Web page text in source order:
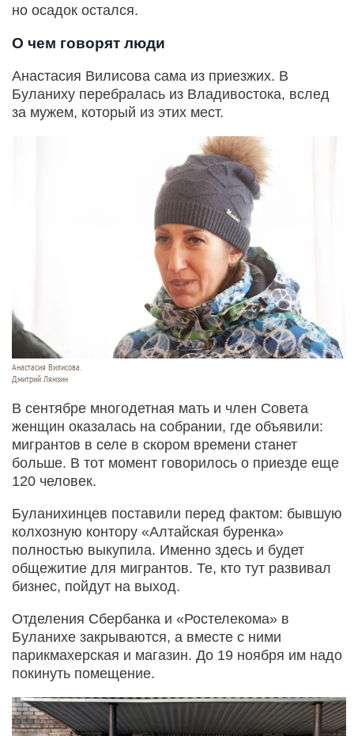
но осадок остался.
О чем говорят люди
Анастасия Вилисова сама из приезжих. В
Буланиху перебралась из Владивостока, вслед
за мужем, который из этих мест.
Анастасия Вилисова.
Дмитрий Лямзин
В сентябре многодетная мать и член Совета
женщин оказалась на собрании, где объявили:
мигрантов в селе в скором времени станет
больше. В тот момент говорилось о приезде еще
120 человек.
Буланихинцев поставили перед фактом: бывшую
колхозную контору «Алтайская буренка»
полностью выкупила. Именно здесь и будет
общежитие для мигрантов. Те, кто тут развивал
бизнес, пойдут на выход.
Отделения Сбербанка и «Ростелекома» в
Буланихе закрываются, а вместе с ними
парикмахерская и магазин. До 19 ноября им надо
покинуть помещение.